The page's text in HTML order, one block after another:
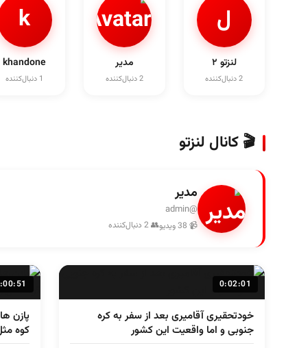
ل
لنزتو ۲
2 دنبال‌کننده
مدیر
2 دنبال‌کننده
k
khandone
1 دنبال‌کننده
🎬 کانال لنزتو
مدیر
@admin
📹 38 ویدیو 👥 2 دنبال‌کننده
0:02:01
خودتحقیری آقامیری بعد از سفر به کره
جنوبی و اما واقعیت این کشور
پازن
کوه